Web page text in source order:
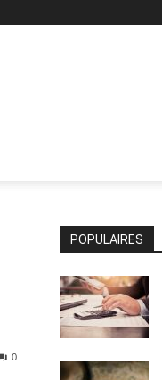
0
POPULAIRES